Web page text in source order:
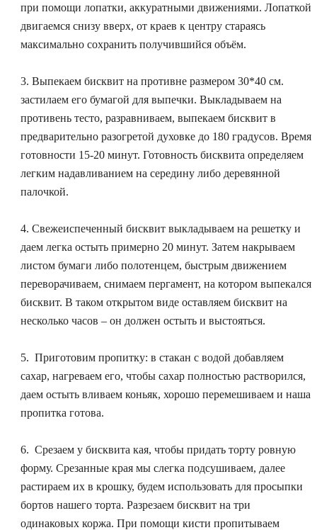
при помощи лопатки, аккуратными движениями. Лопаткой
двигаемся снизу вверх, от краев к центру стараясь
максимально сохранить получившийся объём.
3. Выпекаем бисквит на противне размером 30*40 см.
застилаем его бумагой для выпечки. Выкладываем на
противень тесто, разравниваем, выпекаем бисквит в
предварительно разогретой духовке до 180 градусов. Время
готовности 15-20 минут. Готовность бисквита определяем
легким надавливанием на середину либо деревянной
палочкой.
4. Свежеиспеченный бисквит выкладываем на решетку и
даем легка остыть примерно 20 минут. Затем накрываем
листом бумаги либо полотенцем, быстрым движением
переворачиваем, снимаем пергамент, на котором выпекался
бисквит. В таком открытом виде оставляем бисквит на
несколько часов – он должен остыть и выстояться.
5. Приготовим пропитку: в стакан с водой добавляем
сахар, нагреваем его, чтобы сахар полностью растворился,
даем остыть вливаем коньяк, хорошо перемешиваем и наша
пропитка готова.
6. Срезаем у бисквита кая, чтобы придать торту ровную
форму. Срезанные края мы слегка подсушиваем, далее
растираем их в крошку, будем использовать для просыпки
бортов нашего торта. Разрезаем бисквит на три
одинаковых коржа. При помощи кисти пропитываем